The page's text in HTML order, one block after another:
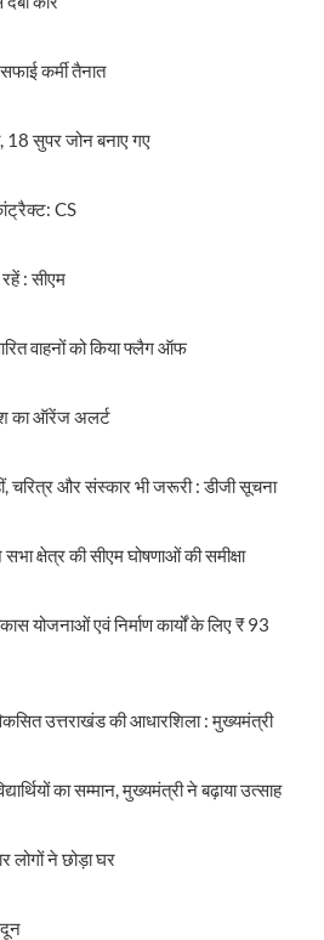
कर्मी तैनात
18 सुपर जोन बनाए गए
CS
: सीएम
वाहनों को किया फ्लैग ऑफ
का ऑरेंज अलर्ट
और संस्कार भी जरूरी : डीजी सूचना
क्षेत्र की सीएम घोषणाओं की समीक्षा
योजनाओं एवं निर्माण कार्यों के लिए ₹ 93
विकसित उत्तराखंड की आधारशिला : मुख्यमंत्री
का सम्मान, मुख्यमंत्री ने बढ़ाया उत्साह
लोगों ने छोड़ा घर